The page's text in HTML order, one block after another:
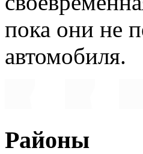
пока они не
автомобиля.
Районы